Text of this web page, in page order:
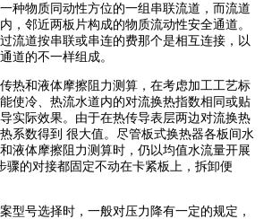
种物质同动性方位的一组串联流道，而流道
，邻近两板片构成的物质流动性安全通道。
流道按串联或串连的费那个是相互连接，以
道的不一样组成。
热和液体摩擦阻力测算，在考虑加工工艺标
使冷、热流水道内的对流换热指数相同或贴
实际效果。由于在热传导表层两边对流换热
系数得到 很大值。尽管板式换热器各板间水
液体摩擦阻力测算时，仍以均值水流量开展
骤的对接都固定不动在卡紧板上，拆卸便
型号选择时，一般对压力降有一定的规定，